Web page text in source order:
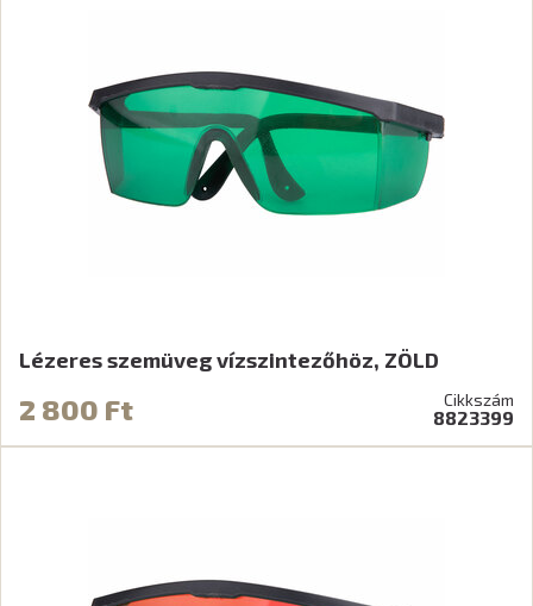
Lézeres szemüveg vízszintezőhöz, ZÖLD
2 800 Ft Cikkszám
8823399